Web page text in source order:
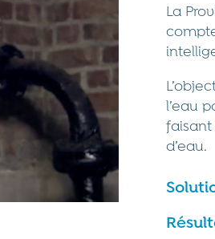
La
l’eau
faisant
d’eau.